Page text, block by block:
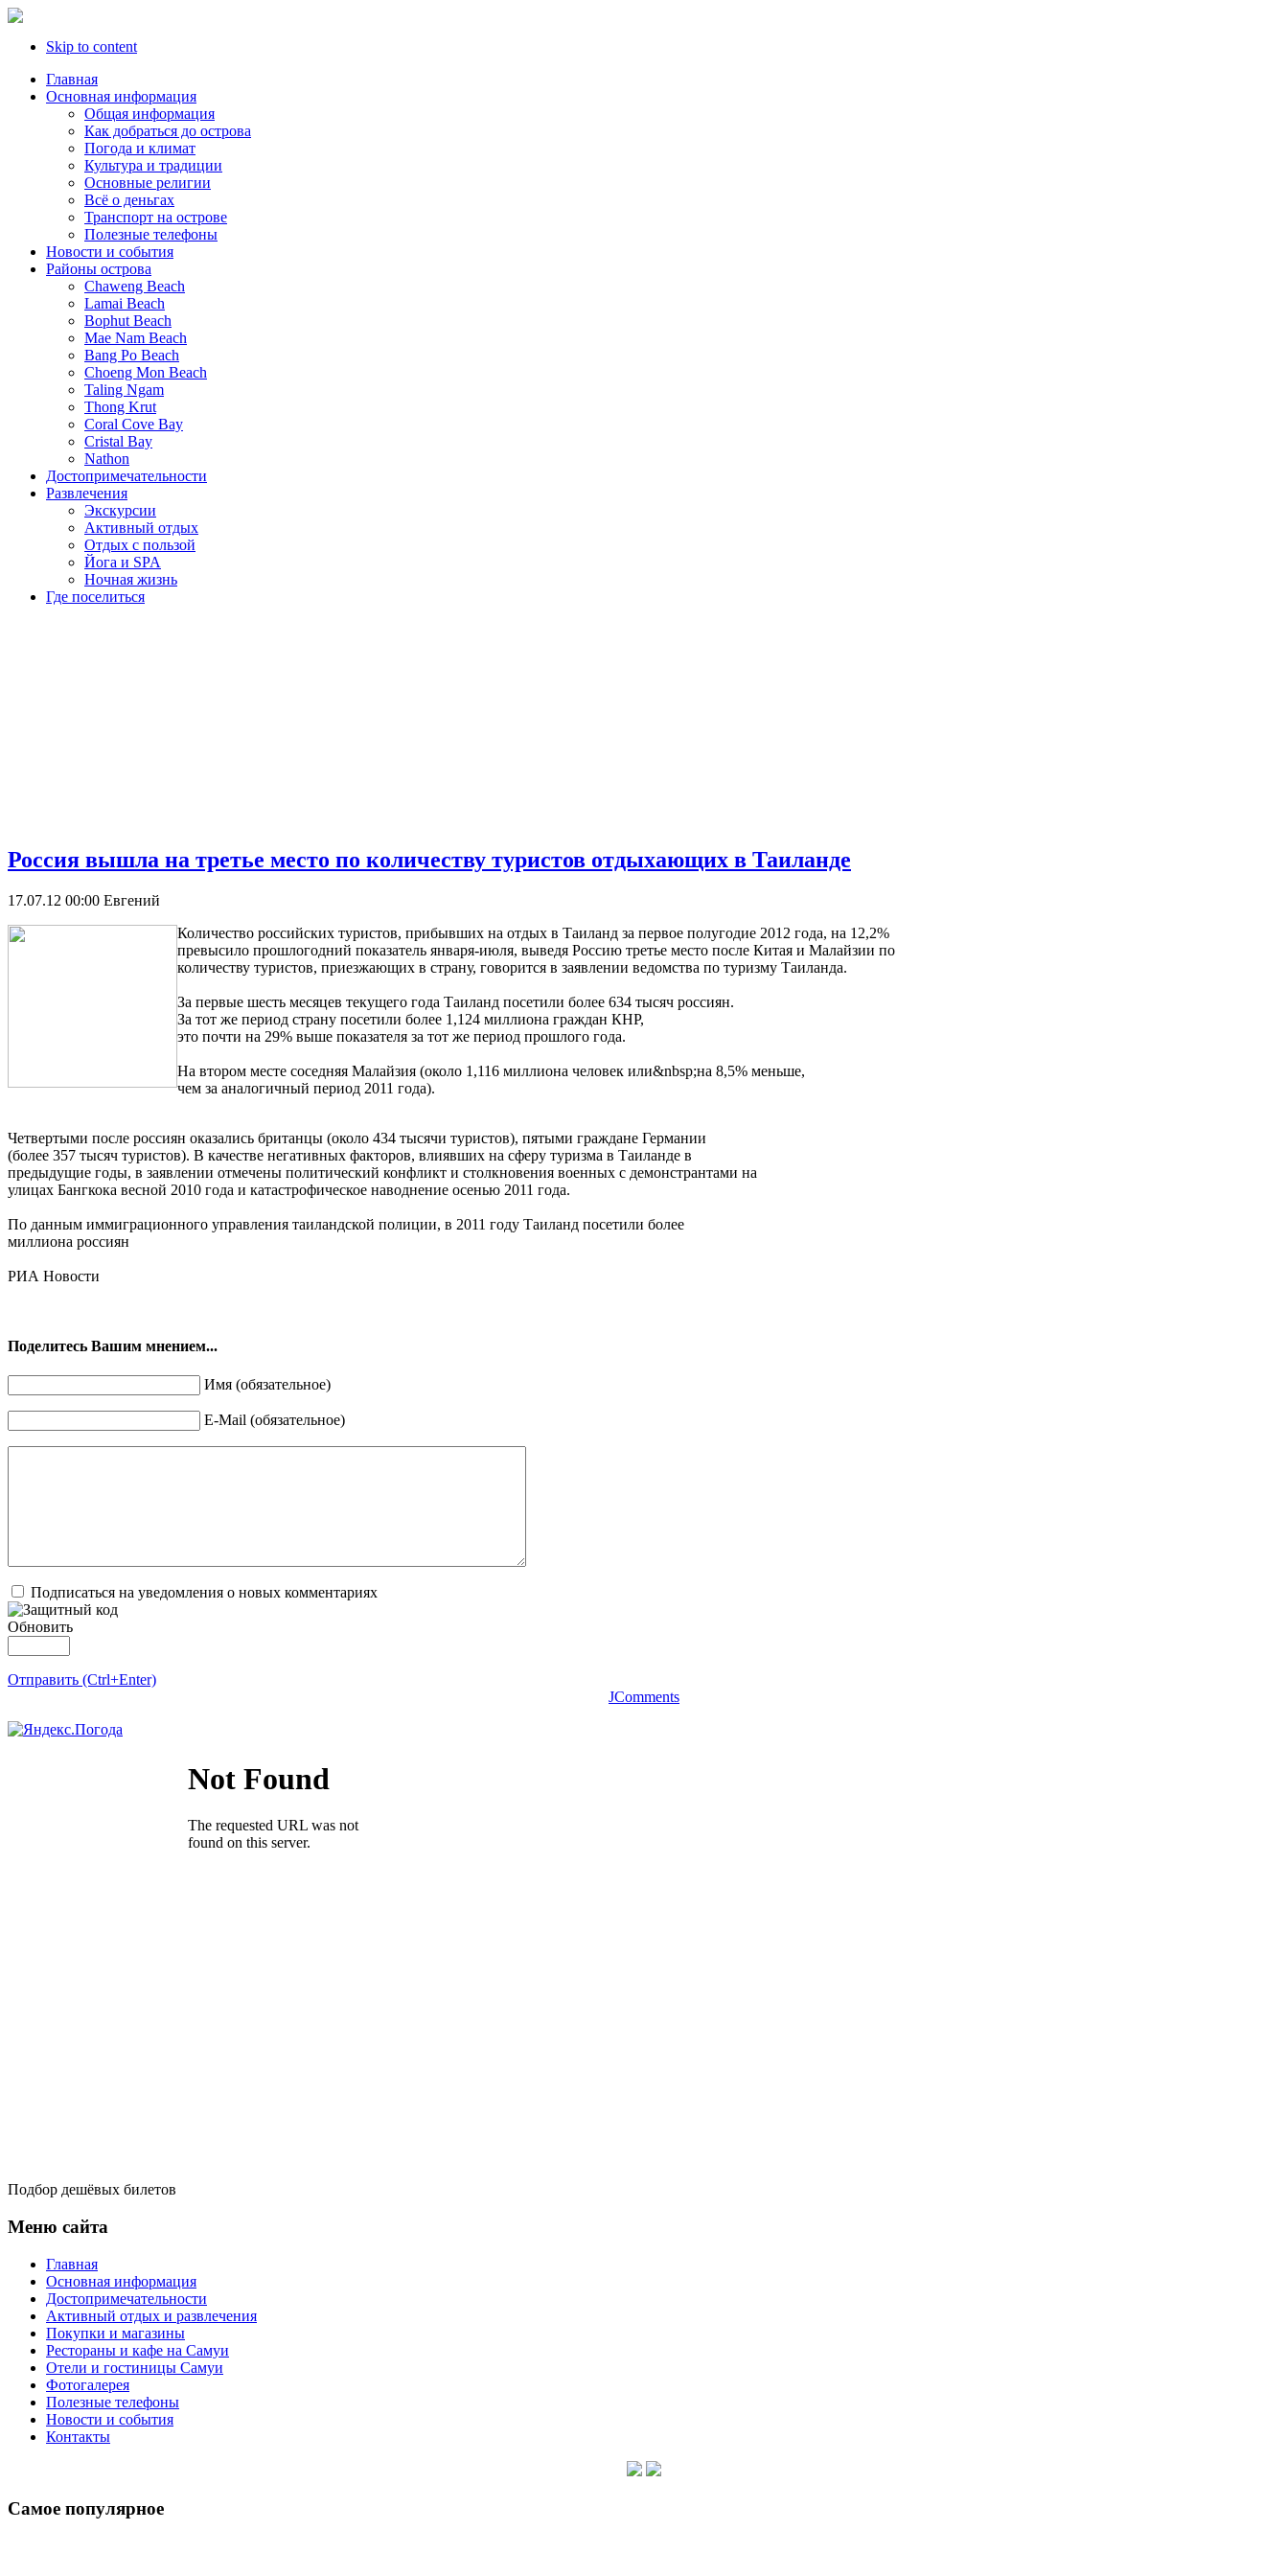
Skip to content
Главная
Основная информация
Oбщая информация
Как добраться до острова
Погода и климат
Культура и традиции
Основные религии
Всё о деньгах
Транспорт на острове
Полезные телефоны
Новости и события
Районы острова
Chaweng Beach
Lamai Beach
Bophut Beach
Mae Nam Beach
Bang Po Beach
Choeng Mon Beach
Taling Ngam
Thong Krut
Coral Cove Bay
Cristal Bay
Nathon
Достопримечательности
Развлечения
Экскурсии
Активный отдых
Отдых с пользой
Йога и SPA
Ночная жизнь
Где поселиться
Россия вышла на третье место по количеству туристов отдыхающих в Таиланде
17.07.12 00:00 Евгений
Количество российских туристов, прибывших на отдых в Таиланд за первое полугодие 2012 года, на 12,2%
превысило прошлогодний показатель января-июля, выведя Россию третье место после Китая и Малайзии по
количеству туристов, приезжающих в страну, говорится в заявлении ведомства по туризму Таиланда.
За первые шесть месяцев текущего года Таиланд посетили более 634 тысяч россиян.
За тот же период страну посетили более 1,124 миллиона граждан КНР,
это почти на 29% выше показателя за тот же период прошлого года.
На втором месте соседняя Малайзия (около 1,116 миллиона человек или&nbsp;на 8,5% меньше,
чем за аналогичный период 2011 года).
Четвертыми после россиян оказались британцы (около 434 тысячи туристов), пятыми граждане Германии
(более 357 тысяч туристов). В качестве негативных факторов, влиявших на сферу туризма в Таиланде в
предыдущие годы, в заявлении отмечены политический конфликт и столкновения военных с демонстрантами на
улицах Бангкока весной 2010 года и катастрофическое наводнение осенью 2011 года.
По данным иммиграционного управления таиландской полиции, в 2011 году Таиланд посетили более
миллиона россиян
РИА Новости
Поделитесь Вашим мнением...
Имя (обязательное)
E-Mail (обязательное)
Подписаться на уведомления о новых комментариях
Обновить
Отправить (Ctrl+Enter)
JComments
Подбор дешёвых билетов
Меню сайта
Главная
Основная информация
Достопримечательности
Активный отдых и развлечения
Покупки и магазины
Рестораны и кафе на Самуи
Отели и гостиницы Самуи
Фотогалерея
Полезные телефоны
Новости и события
Контакты
Самое популярное